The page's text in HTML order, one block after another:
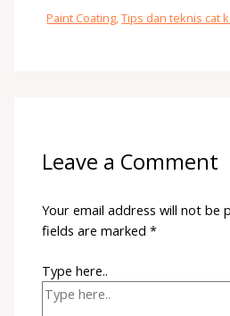
Paint Coating ,Tips dan teknis cat
Leave a Comment
Your email address will not be
fields are marked*
Type here..